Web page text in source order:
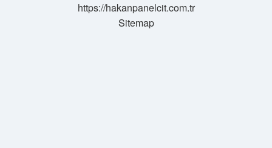
https://hakanpanelcit.com.tr
Sitemap